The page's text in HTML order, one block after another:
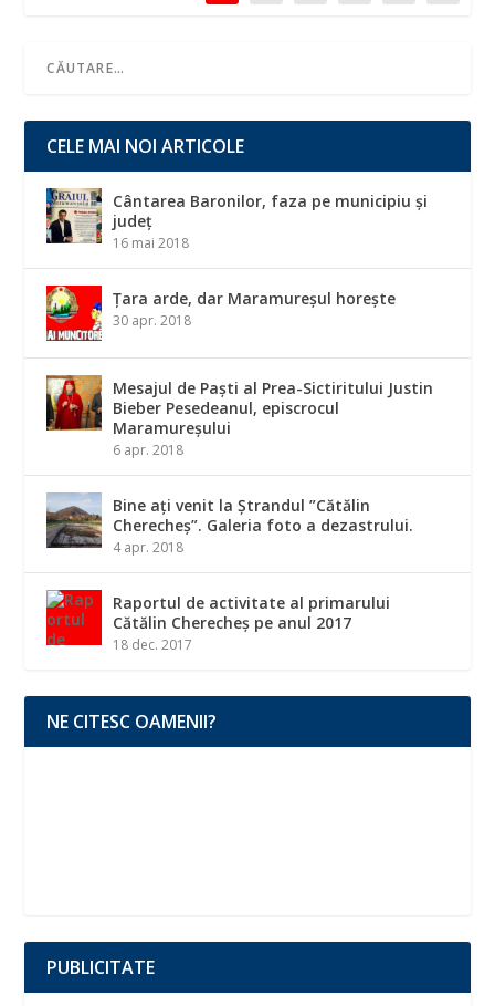
CELE MAI NOI ARTICOLE
Cântarea Baronilor, faza pe municipiu și
județ
16 mai 2018
Țara arde, dar Maramureșul horește
30 apr. 2018
Mesajul de Paști al Prea-Sictiritului Justin
Bieber Pesedeanul, episcrocul
Maramureșului
6 apr. 2018
Bine ați venit la Ștrandul ”Cătălin
Cherecheș”. Galeria foto a dezastrului.
4 apr. 2018
Raportul de activitate al primarului
Cătălin Cherecheș pe anul 2017
18 dec. 2017
NE CITESC OAMENII?
PUBLICITATE